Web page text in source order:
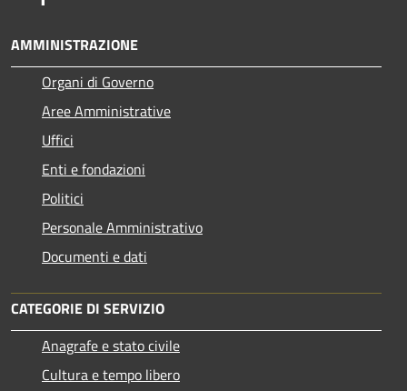
AMMINISTRAZIONE
Organi di Governo
Aree Amministrative
Uffici
Enti e fondazioni
Politici
Personale Amministrativo
Documenti e dati
CATEGORIE DI SERVIZIO
Anagrafe e stato civile
Cultura e tempo libero